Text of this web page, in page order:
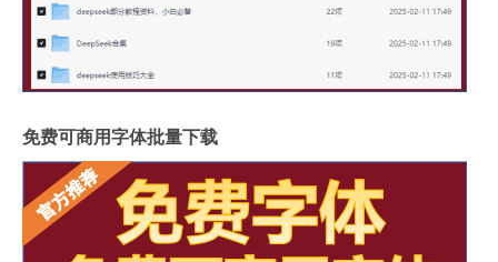
免费可商用字体批量下载